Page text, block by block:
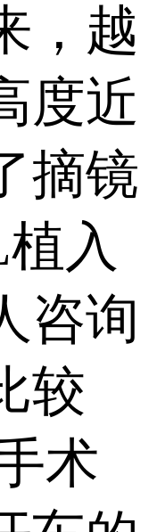
，越
度近
摘镜
入
咨询
较
术